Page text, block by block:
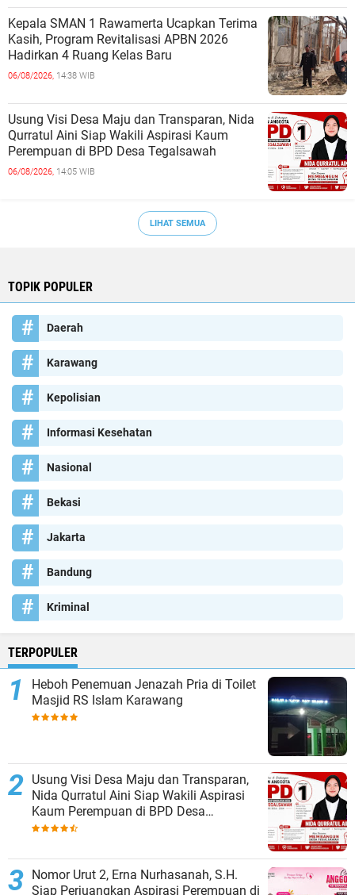
Kepala SMAN 1 Rawamerta Ucapkan Terima
Kasih, Program Revitalisasi APBN 2026
Hadirkan 4 Ruang Kelas Baru
06/08/2026, 14:38 WIB
Usung Visi Desa Maju dan Transparan, Nida
Qurratul Aini Siap Wakili Aspirasi Kaum
Perempuan di BPD Desa Tegalsawah
06/08/2026, 14:05 WIB
LIHAT SEMUA
TOPIK POPULER
Daerah
Karawang
Kepolisian
Informasi Kesehatan
Nasional
Bekasi
Jakarta
Bandung
Kriminal
TERPOPULER
Heboh Penemuan Jenazah Pria di Toilet
Masjid RS Islam Karawang
Usung Visi Desa Maju dan Transparan,
Nida Qurratul Aini Siap Wakili Aspirasi
Kaum Perempuan di BPD Desa
Tegalsawah
Nomor Urut 2, Erna Nurhasanah, S.H.
Siap Perjuangkan Aspirasi Perempuan di